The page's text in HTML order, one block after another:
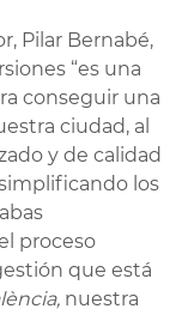
Pilar Bernabé,
“es una
conseguir una
ciudad, al
y de calidad
los
proceso
que está
nuestra